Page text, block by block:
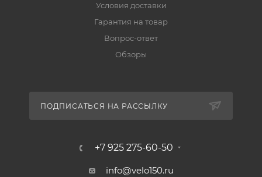
Условия доставки
Гарантия на товар
Вопрос-ответ
Обзоры
ПОДПИСАТЬСЯ НА РАССЫЛКУ
+7 925 275-60-50
info@velo150.ru